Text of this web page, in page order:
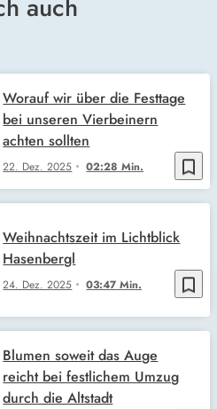
bookmark_border
22. Dez. 2025 02:28 Min.
Worauf wir über die Festtage
bei unseren Vierbeinern
achten sollten
bookmark_border
24. Dez. 2025 03:47 Min.
Weihnachtszeit im Lichtblick
Hasenbergl
Blumen soweit das Auge
reicht bei festlichem Umzug
durch die Altstadt